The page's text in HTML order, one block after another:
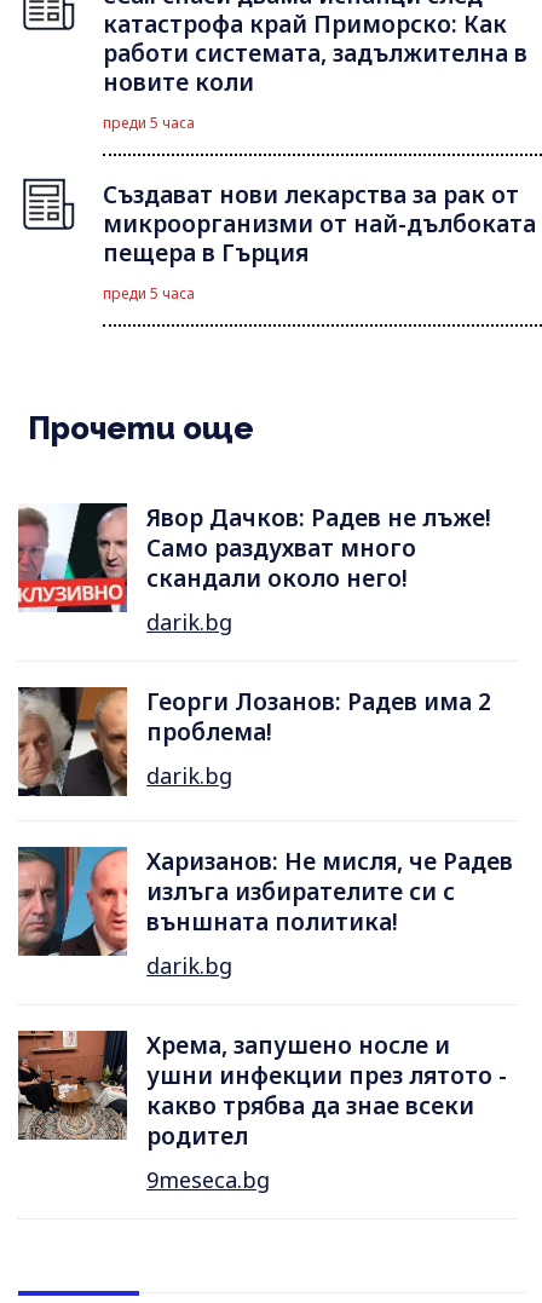
катастрофа край Приморско: Как
работи системата, задължителна в
новите коли
преди 5 часа
Създават нови лекарства за рак от
микроорганизми от най-дълбоката
пещера в Гърция
преди 5 часа
Прочети още
Явор Дачков: Радев не лъже!
Само раздухват много
скандали около него!
darik.bg
Георги Лозанов: Радев има 2
проблема!
darik.bg
Харизанов: Не мисля, че Радев
излъга избирателите си с
външната политика!
darik.bg
Хрема, запушено носле и
ушни инфекции през лятотo -
какво трябва да знае всеки
родител
9meseca.bg